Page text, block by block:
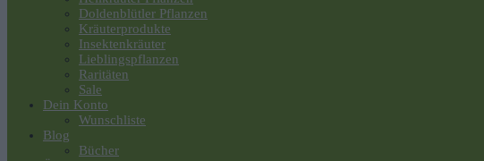
Doldenblütler Pflanzen
Kräuterprodukte
Insektenkräuter
Lieblingspflanzen
Raritäten
Sale
Dein Konto
Wunschliste
Blog
Bücher